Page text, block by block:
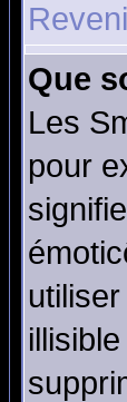
Que
Les
pour